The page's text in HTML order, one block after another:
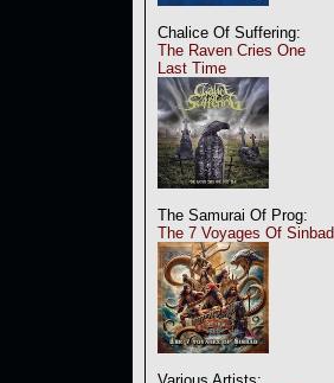
Chalice Of Suffering:
The Raven Cries One
Last Time
The Samurai Of Prog:
The 7 Voyages Of Sinbad